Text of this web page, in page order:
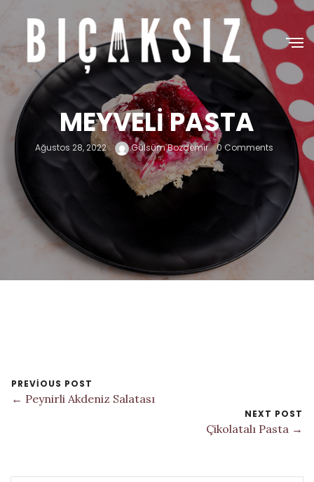
MEYVELI PASTA
Ağustos 28, 2022 Gülsüm Bozdemir 0 Comments
PREVIOUS POST
← Peynirli Akdeniz Salatası
NEXT POST
Çikolatalı Pasta →